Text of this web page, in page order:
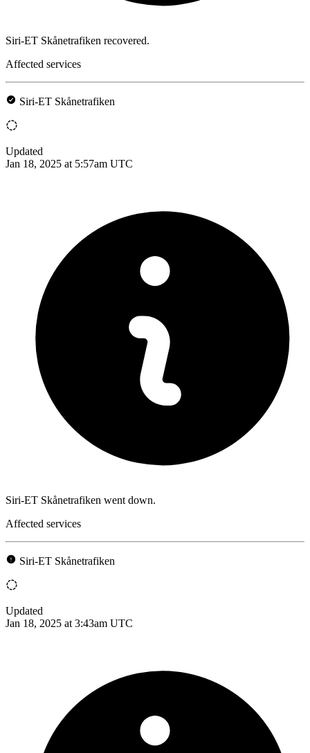
Siri-ET Skånetrafiken recovered.
Affected services
Siri-ET Skånetrafiken
Updated
Jan 18, 2025 at 5:57am UTC
Siri-ET Skånetrafiken went down.
Affected services
Siri-ET Skånetrafiken
Updated
Jan 18, 2025 at 3:43am UTC